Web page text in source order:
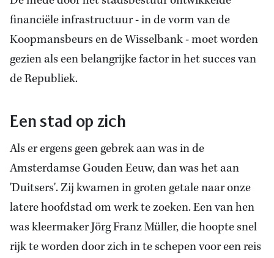
financiële infrastructuur - in de vorm van de
Koopmansbeurs en de Wisselbank - moet worden
gezien als een belangrijke factor in het succes van
de Republiek.
Een stad op zich
Als er ergens geen gebrek aan was in de
Amsterdamse Gouden Eeuw, dan was het aan
'Duitsers'. Zij kwamen in groten getale naar onze
latere hoofdstad om werk te zoeken. Een van hen
was kleermaker Jörg Franz Müller, die hoopte snel
rijk te worden door zich in te schepen voor een reis